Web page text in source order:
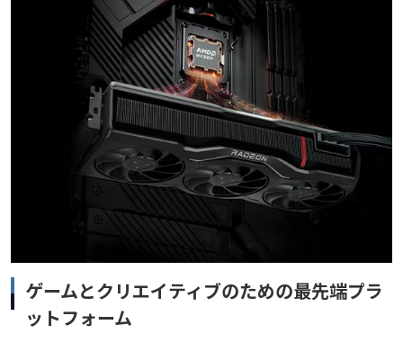
ゲームとクリエイティブのための最先端プラ
ットフォーム